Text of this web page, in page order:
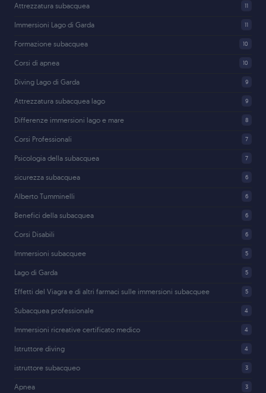
Attrezzatura subacquea 11
Immersioni Lago di Garda 11
Formazione subacquea 10
Corsi di apnea 10
Diving Lago di Garda 9
Attrezzatura subacquea lago 9
Differenze immersioni lago e mare 8
Corsi Professionali 7
Psicologia della subacquea 7
sicurezza subacquea 6
Alberto Tumminelli 6
Benefici della subacquea 6
Corsi Disabili 6
Immersioni subacquee 5
Lago di Garda 5
Effetti del Viagra e di altri farmaci sulle immersioni subacquee 5
Subacquea professionale 4
Immersioni ricreative certificato medico 4
Istruttore diving 4
istruttore subacqueo 3
Apnea 3